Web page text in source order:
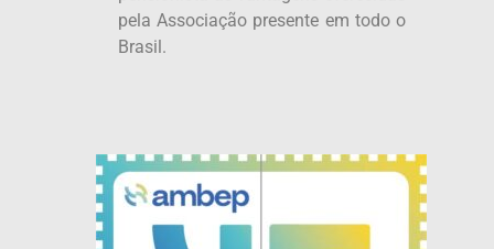
pela Associação presente em todo o
Brasil.